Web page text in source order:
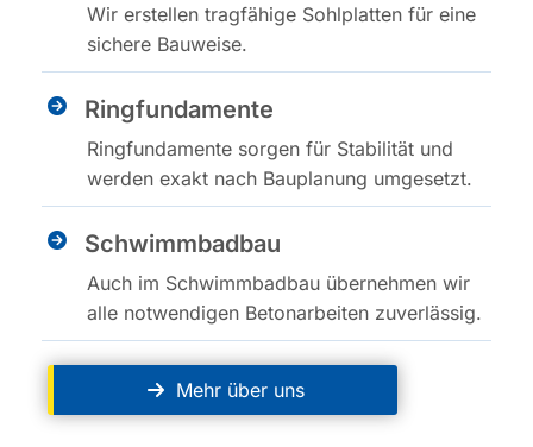
Wir erstellen tragfähige Sohlplatten für eine
sichere Bauweise.
Ringfundamente
Ringfundamente sorgen für Stabilität und
werden exakt nach Bauplanung umgesetzt.
Schwimmbadbau
Auch im Schwimmbadbau übernehmen wir
alle notwendigen Betonarbeiten zuverlässig.
Mehr über uns